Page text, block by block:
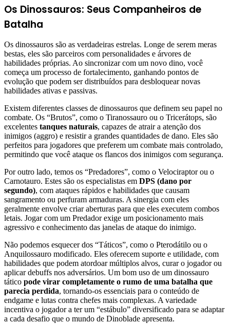
Os Dinossauros: Seus Companheiros de
Batalha
Os dinossauros são as verdadeiras estrelas. Longe de serem meras
bestas, eles são parceiros com personalidades e árvores de
habilidades próprias. Ao sincronizar com um novo dino, você
começa um processo de fortalecimento, ganhando pontos de
evolução que podem ser distribuídos para desbloquear novas
habilidades ativas e passivas.
Existem diferentes classes de dinossauros que definem seu papel no
combate. Os “Brutos”, como o Tiranossauro ou o Tricerátops, são
excelentes tanques naturais, capazes de atrair a atenção dos
inimigos (aggro) e resistir a grandes quantidades de dano. Eles são
perfeitos para jogadores que preferem um combate mais controlado,
permitindo que você ataque os flancos dos inimigos com segurança.
Por outro lado, temos os “Predadores”, como o Velociraptor ou o
Carnotauro. Estes são os especialistas em DPS (dano por
segundo), com ataques rápidos e habilidades que causam
sangramento ou perfuram armaduras. A sinergia com eles
geralmente envolve criar aberturas para que eles executem combos
letais. Jogar com um Predador exige um posicionamento mais
agressivo e conhecimento das janelas de ataque do inimigo.
Não podemos esquecer dos “Táticos”, como o Pterodátilo ou o
Anquilossauro modificado. Eles oferecem suporte e utilidade, com
habilidades que podem atordoar múltiplos alvos, curar o jogador ou
aplicar debuffs nos adversários. Um bom uso de um dinossauro
tático pode virar completamente o rumo de uma batalha que
parecia perdida, tornando-os essenciais para o conteúdo de
endgame e lutas contra chefes mais complexas. A variedade
incentiva o jogador a ter um “estábulo” diversificado para se adaptar
a cada desafio que o mundo de Dinoblade apresenta.